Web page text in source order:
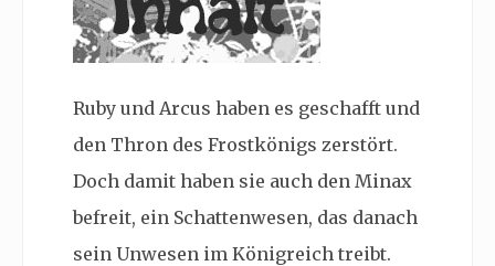
Ruby und Arcus haben es geschafft und
den Thron des Frostkönigs zerstört.
Doch damit haben sie auch den Minax
befreit, ein Schattenwesen, das danach
sein Unwesen im Königreich treibt.